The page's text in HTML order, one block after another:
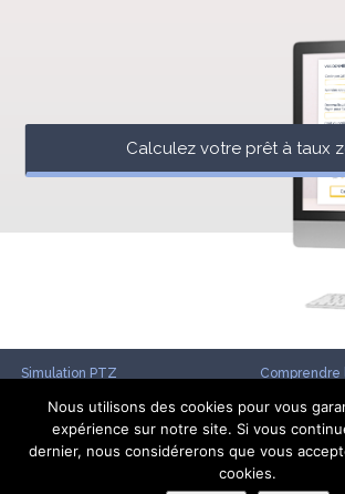
Calculez votre prêt à taux
Simulation PTZ Comprendre
Conditions PTZ PTZ dans
Actualités
Nous utilisons des cookies pour vous
expérience sur notre site. Si vous
dernier, nous considérerons que vous
cookies.